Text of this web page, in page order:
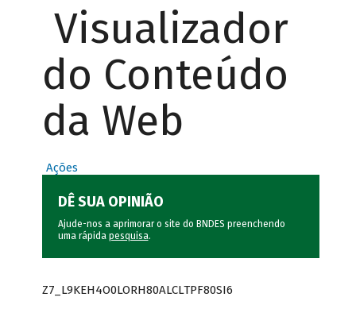
Visualizador
do Conteúdo
da Web
Ações
DÊ SUA OPINIÃO
Ajude-nos a aprimorar o site do BNDES preenchendo
uma rápida pesquisa.
Z7_L9KEH4O0LORH80ALCLTPF80SI6